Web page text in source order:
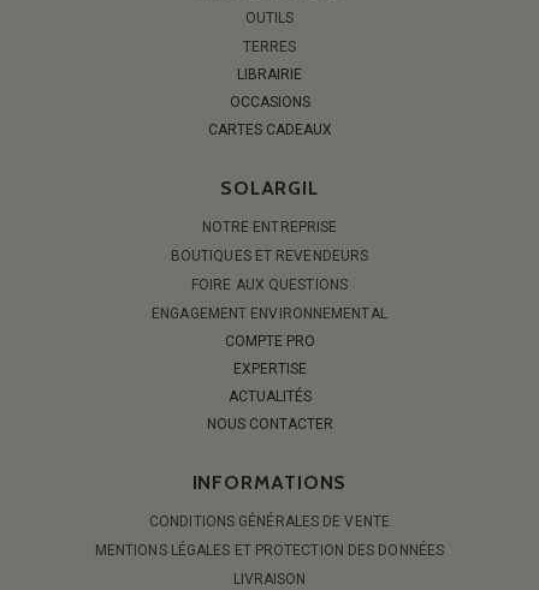
OUTILS
TERRES
LIBRAIRIE
OCCASIONS
CARTES CADEAUX
SOLARGIL
NOTRE ENTREPRISE
BOUTIQUES ET REVENDEURS
FOIRE AUX QUESTIONS
ENGAGEMENT ENVIRONNEMENTAL
COMPTE PRO
EXPERTISE
ACTUALITÉS
NOUS CONTACTER
INFORMATIONS
CONDITIONS GÉNÉRALES DE VENTE
MENTIONS LÉGALES ET PROTECTION DES DONNÉES
LIVRAISON